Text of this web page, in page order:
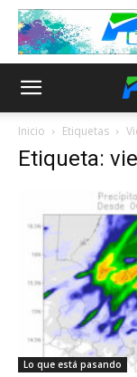
Inicio Etiquetas
Etiqueta:
Lo que está pasando